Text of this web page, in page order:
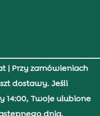
| Przy zamówieniach
dostawy. Jeśli
14:00, Twoje ulubione
dnia.